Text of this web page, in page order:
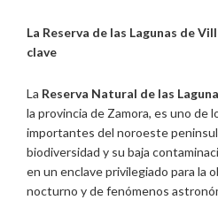
La Reserva de las Lagunas de
clave
La Reserva Natural de las
la provincia de Zamora, es uno de
importantes del noroeste
biodiversidad y su baja
en un enclave privilegiado para la
nocturno y de fenómenos